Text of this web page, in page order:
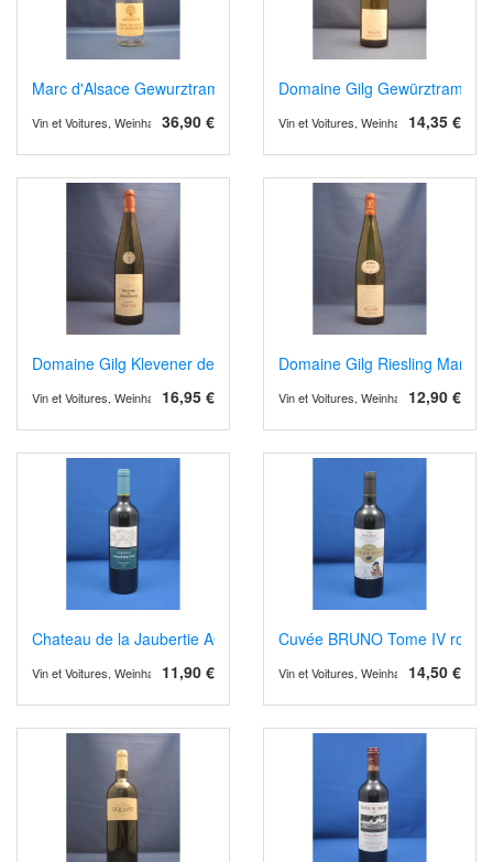
Marc d'Alsace Gewurztraminer
36,90 €
Vin et Voitures, Weinhandel und Weinimport
Domaine Gilg
14,35 €
Vin et Voitures, Weinhandel und
Domaine Gilg Klevener de Heiligenstein 2023/4
16,95 €
Vin et Voitures, Weinhandel und Weinimport
Domaine Gilg Riesling
12,90 €
Vin et Voitures, Weinhandel und
Chateau de la Jaubertie AOP Bergerac rot, Barrique
11,90 €
Vin et Voitures, Weinhandel und Weinimport
Cuvée BRUNO Tome IV rot,
14,50 €
Vin et Voitures, Weinhandel und